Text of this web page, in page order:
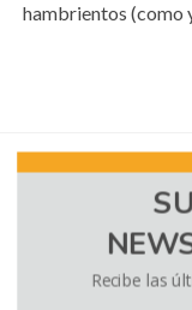
hambrientos (como
COPYRIGHT © 2026 EL
Recibe las